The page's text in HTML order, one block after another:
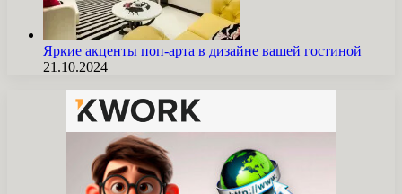
Яркие акценты поп-арта в дизайне вашей гостиной
21.10.2024